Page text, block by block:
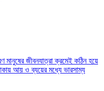
মানুষের জীবনযাত্রা ক্রমেই কঠিন হয়ে
আয় ও ব্যয়ের মধ্যে ভারসাম্য